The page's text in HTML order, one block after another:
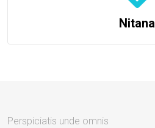
Nitana
Perspiciatis unde omnis